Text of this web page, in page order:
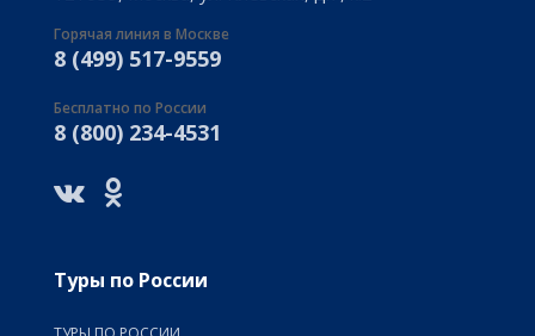
Горячая линия в Москве
8 (499) 517-9559
Бесплатно по России
8 (800) 234-4531
Туры по России